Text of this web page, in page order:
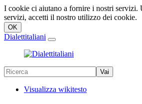
I cookie ci aiutano a fornire i nostri servizi.
servizi, accetti il nostro utilizzo dei cookie.
Dialettitaliani
Visualizza wikitesto